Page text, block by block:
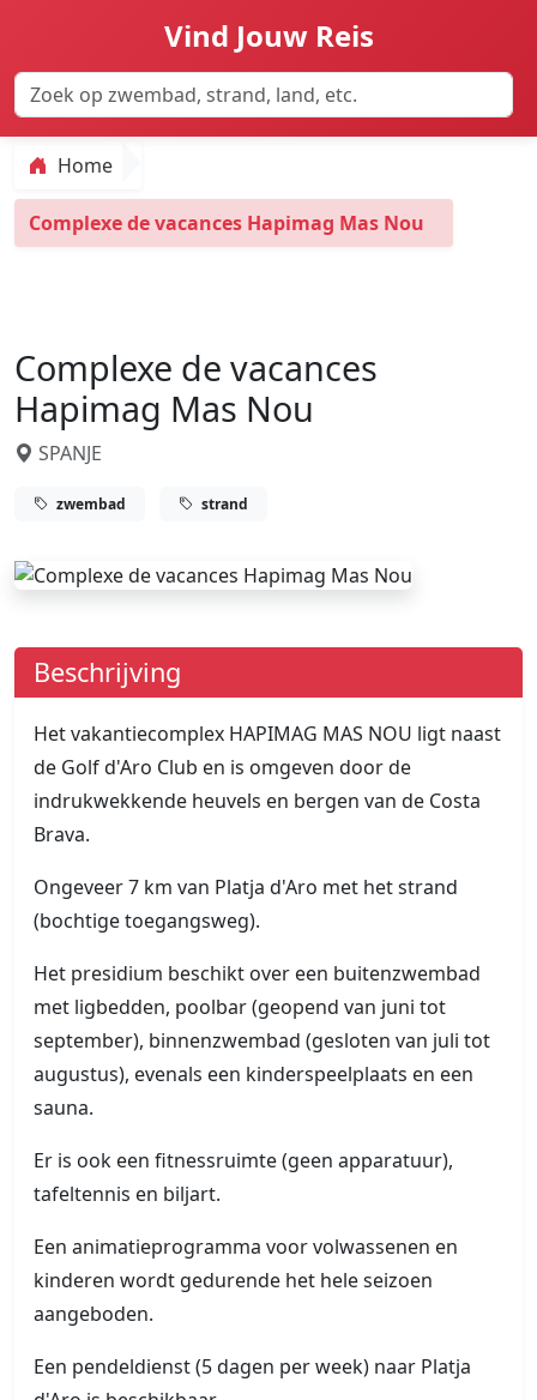
Vind Jouw Reis
Home
Complexe de vacances Hapimag Mas Nou
Complexe de vacances
Hapimag Mas Nou
SPANJE
zwembad strand
Beschrijving
Het vakantiecomplex HAPIMAG MAS NOU ligt naast
de Golf d'Aro Club en is omgeven door de
indrukwekkende heuvels en bergen van de Costa
Brava.
Ongeveer 7 km van Platja d'Aro met het strand
(bochtige toegangsweg).
Het presidium beschikt over een buitenzwembad
met ligbedden, poolbar (geopend van juni tot
september), binnenzwembad (gesloten van juli tot
augustus), evenals een kinderspeelplaats en een
sauna.
Er is ook een fitnessruimte (geen apparatuur),
tafeltennis en biljart.
Een animatieprogramma voor volwassenen en
kinderen wordt gedurende het hele seizoen
aangeboden.
Een pendeldienst (5 dagen per week) naar Platja